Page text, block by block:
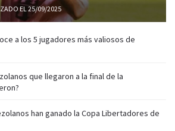
EL 25/09/2025
a los 5 jugadores más valiosos de
que llegaron a la final de la
han ganado la Copa Libertadores de